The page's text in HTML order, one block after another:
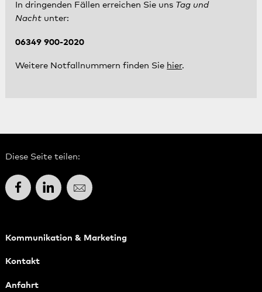
In dringenden Fällen erreichen Sie uns Tag und
Nacht unter:
06349 900-2020
Weitere Notfallnummern finden Sie hier.
Diese Seite teilen:
FacebookLinkedInE-Mail
Kommunikation & Marketing
Kontakt
Anfahrt